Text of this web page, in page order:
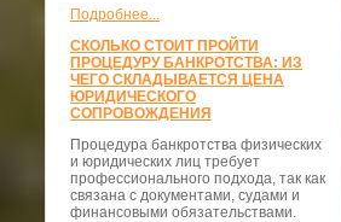
Подробнее...
СКОЛЬКО СТОИТ ПРОЙТИ
ПРОЦЕДУРУ БАНКРОТСТВА: ИЗ
ЧЕГО СКЛАДЫВАЕТСЯ ЦЕНА
ЮРИДИЧЕСКОГО
СОПРОВОЖДЕНИЯ
Процедура банкротства физических
и юридических лиц требует
профессионального подхода, так как
связана с документами, судами и
финансовыми обязательствами.